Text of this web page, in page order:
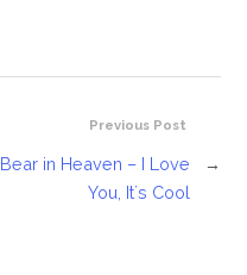
Previous Post
Bear in Heaven – I Love
You, It´s Cool
→